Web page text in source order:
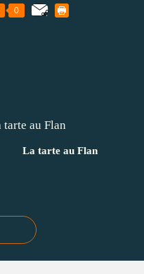
0
La tarte au Flan